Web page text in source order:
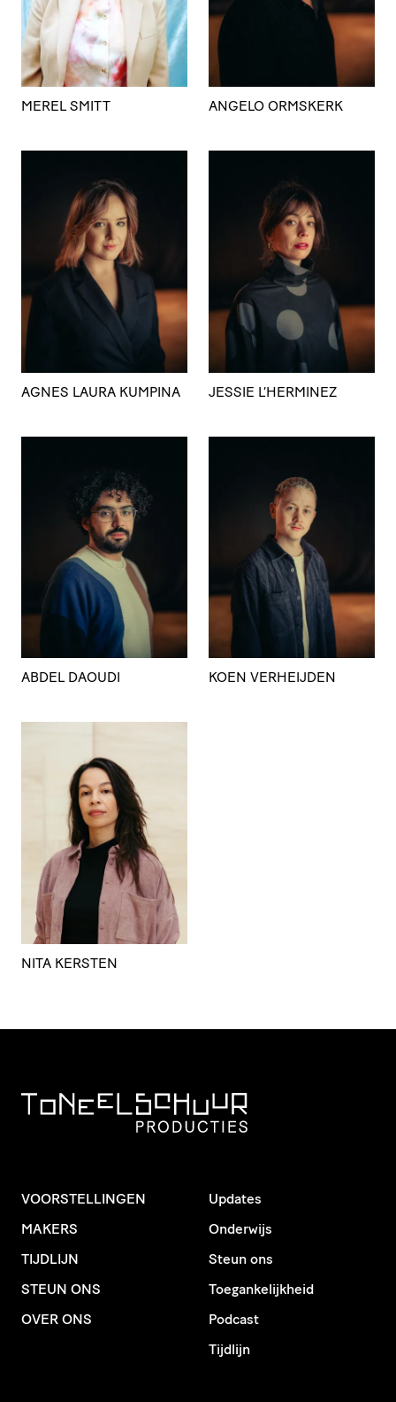
MEREL SMITT ANGELO ORMSKERK
AGNES LAURA KUMPINA JESSIE L’HERMINEZ
ABDEL DAOUDI KOEN VERHEIJDEN
NITA KERSTEN
VOORSTELLINGEN
MAKERS
TIJDLIJN
STEUN ONS
OVER ONS
Updates
Onderwijs
Steun ons
Toegankelijkheid
Podcast
Tijdlijn